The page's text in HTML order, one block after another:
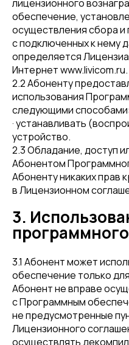
лицензионного
обеспечение,
осуществления сбора и
с подключенных к нему
определяется
Интернет www.livicom.ru.
2.2 Абоненту
использования
следующими способами:
· устанавливать
устройство.
2.3 Обладание, доступ
Абонентом
Абоненту никаких прав
в Лицензионном
3.
3.1 Абонент может
обеспечение только
Абонент не вправе
с Программным
не предусмотренные
Лицензионного
осуществлять